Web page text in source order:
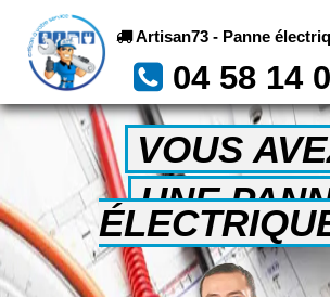
Artisan73 - Panne
04 58 14
VOUS
UNE